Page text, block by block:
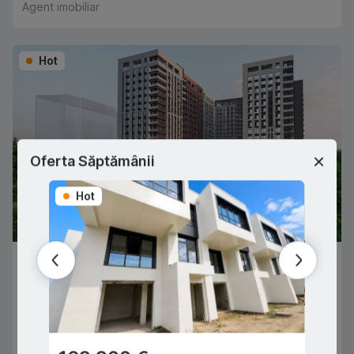
Agent imobiliar
Hot
31,500 €
CHIȘINĂU
RÂȘCANI
Renașterii Naționale
Oferta Săptămânii
Hot Hot